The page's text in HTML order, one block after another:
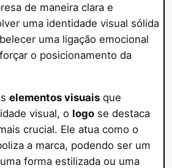
de maneira clara e
uma identidade visual sólida
uma ligação emocional
o posicionamento da
elementos visuaisque
visual, o logose destaca
crucial. Ele atua como o
a marca, podendo ser um
forma estilizada ou uma